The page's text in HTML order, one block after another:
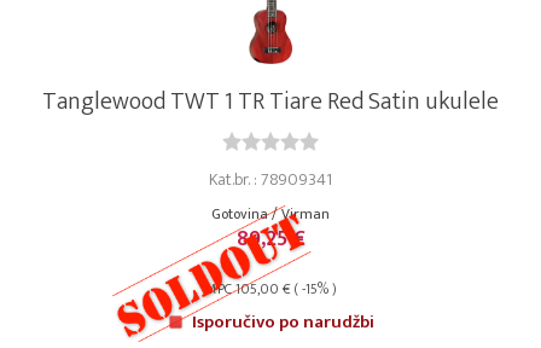
Tanglewood TWT 1 TR Tiare Red Satin ukulele
Kat.br. : 78909341
Gotovina / Virman
89,25 €
MPC 105,00 € ( -15% )
Isporučivo po narudžbi